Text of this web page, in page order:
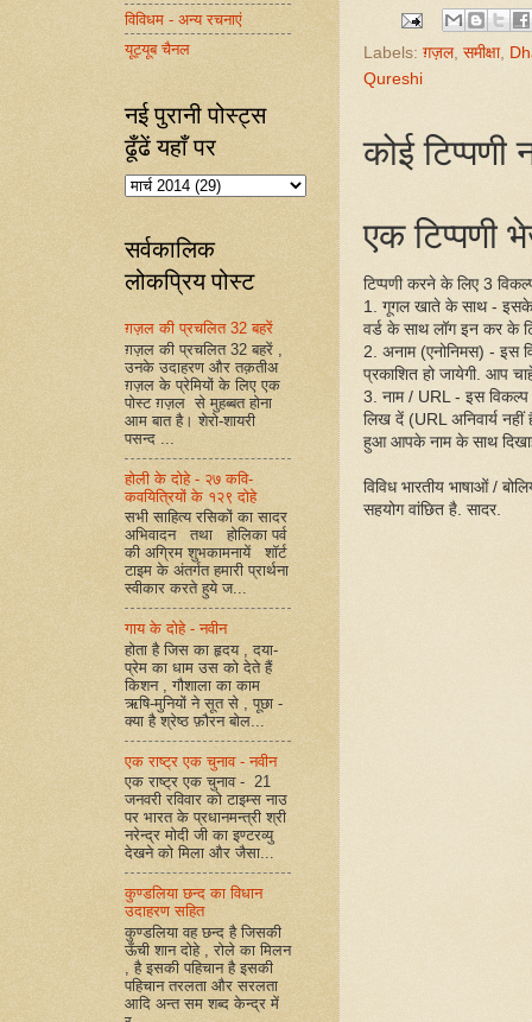
Labels: ग़ज़ल, समीक्षा,
Qureshi
कोई टिप्पणी
एक टिप्पणी
टिप्पणी करने के लिए 3
1. गूगल खाते के साथ -
वर्ड के साथ लॉग इन कर के
2. अनाम (एनोनिमस) - इस
प्रकाशित हो जायेगी. आप
3. नाम / URL - इस
लिख दें (URL अनिवार्य
हुआ आपके नाम के साथ
विविध भारतीय भाषाओं /
सहयोग वांछित है. सादर.
विविधम - अन्य रचनाएं
यूट्यूब चैनल
नई पुरानी पोस्ट्स
ढूँढें यहाँ पर
सर्वकालिक
लोकप्रिय पोस्ट
ग़ज़ल की प्रचलित 32 बहरें
ग़ज़ल की प्रचलित 32 बहरें ,
उनके उदाहरण और तक़तीअ
ग़ज़ल के प्रेमियों के लिए एक
पोस्ट ग़ज़ल से मुहब्बत होना
आम बात है। शेरो-शायरी
पसन्द ...
होली के दोहे - २७ कवि-
कवयित्रियों के १२९ दोहे
सभी साहित्य रसिकों का सादर
अभिवादन तथा होलिका पर्व
की अग्रिम शुभकामनायें शॉर्ट
टाइम के अंतर्गत हमारी प्रार्थना
स्वीकार करते हुये ज...
गाय के दोहे - नवीन
होता है जिस का हृदय , दया-
प्रेम का धाम उस को देते हैं
किशन , गौशाला का काम
ऋषि-मुनियों ने सूत से , पूछा -
क्या है श्रेष्ठ फ़ौरन बोल...
एक राष्ट्र एक चुनाव - नवीन
एक राष्ट्र एक चुनाव - 21
जनवरी रविवार को टाइम्स नाउ
पर भारत के प्रधानमन्त्री श्री
नरेन्द्र मोदी जी का इण्टरव्यु
देखने को मिला और जैसा...
कुण्डलिया छन्द का विधान
उदाहरण सहित
कुण्डलिया वह छन्द है जिसकी
ऊँची शान दोहे , रोले का मिलन
, है इसकी पहिचान है इसकी
पहिचान तरलता और सरलता
आदि अन्त सम शब्द केन्द्र में